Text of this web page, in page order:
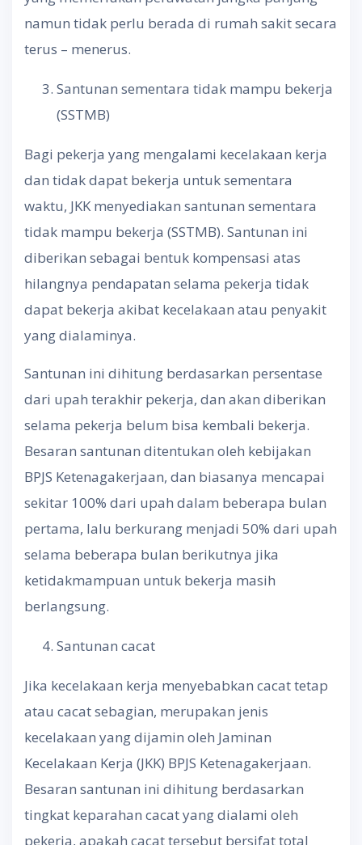
namun tidak perlu berada di rumah sakit secara
terus – menerus.
Santunan sementara tidak mampu bekerja
(SSTMB)
Bagi pekerja yang mengalami kecelakaan kerja
dan tidak dapat bekerja untuk sementara
waktu, JKK menyediakan santunan sementara
tidak mampu bekerja (SSTMB). Santunan ini
diberikan sebagai bentuk kompensasi atas
hilangnya pendapatan selama pekerja tidak
dapat bekerja akibat kecelakaan atau penyakit
yang dialaminya.
Santunan ini dihitung berdasarkan persentase
dari upah terakhir pekerja, dan akan diberikan
selama pekerja belum bisa kembali bekerja.
Besaran santunan ditentukan oleh kebijakan
BPJS Ketenagakerjaan, dan biasanya mencapai
sekitar 100% dari upah dalam beberapa bulan
pertama, lalu berkurang menjadi 50% dari upah
selama beberapa bulan berikutnya jika
ketidakmampuan untuk bekerja masih
berlangsung.
Santunan cacat
Jika kecelakaan kerja menyebabkan cacat tetap
atau cacat sebagian, merupakan jenis
kecelakaan yang dijamin oleh Jaminan
Kecelakaan Kerja (JKK) BPJS Ketenagakerjaan.
Besaran santunan ini dihitung berdasarkan
tingkat keparahan cacat yang dialami oleh
pekerja, apakah cacat tersebut bersifat total